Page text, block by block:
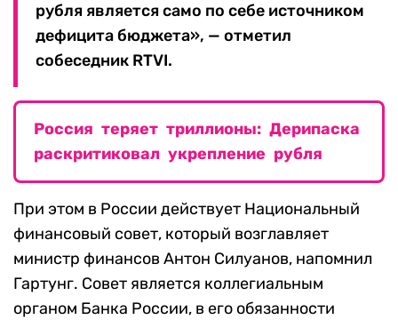
рубля является само по себе источником
дефицита бюджета», — отметил
собеседник RTVI.
Россия теряет триллионы: Дерипаска
раскритиковал укрепление рубля
При этом в России действует Национальный
финансовый совет, который возглавляет
министр финансов Антон Силуанов, напомнил
Гартунг. Совет является коллегиальным
органом Банка России, в его обязанности